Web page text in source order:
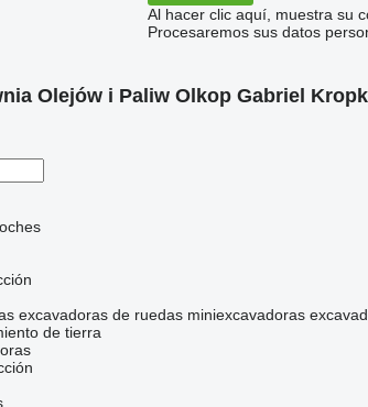
Al hacer clic aquí, muestra su
Procesaremos sus datos
Olejów i Paliw Olkop Gabriel
excavadoras de ruedas miniexcavadoras
de tierra